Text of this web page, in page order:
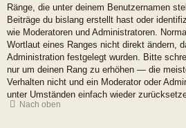
Ränge, die unter deinem Benutzernamen
Beiträge du bislang erstellt hast oder
wie Moderatoren und Administratoren.
Wortlaut eines Ranges nicht direkt ändern,
Administration festgelegt wurden. Bitte
nur um deinen Rang zu erhöhen — die
Verhalten nicht und ein Moderator oder
unter Umständen einfach wieder
Nach oben